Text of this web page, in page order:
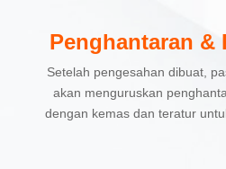
Penghantaran &
Setelah pengesahan dibuat,
akan menguruskan
dengan kemas dan teratur